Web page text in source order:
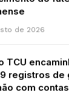
de 2026
TCU
registros de
com